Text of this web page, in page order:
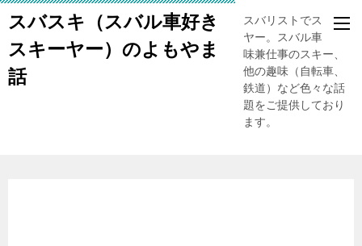
スバスキ（スバル車好き
スキーヤー）のよもやま
話
スバリストでスキー
ヤー。スバル車、趣
味兼仕事のスキー、
他の趣味（自転車、
鉄道）など色々な話
題をご提供しており
ます。